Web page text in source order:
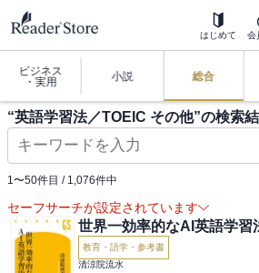
はじめて 会
ビジネス
・実用
小説 総合
“英語学習法／TOEIC その他”の検索
1〜50件目 / 1,076件中
セーフサーチが設定されています
世界一効率的なAI英語学習
教育・語学・参考書
清涼院流水